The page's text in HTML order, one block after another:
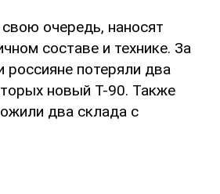
очередь, наносят
составе и технике. За
потеряли два
новый Т-90. Также
два склада с